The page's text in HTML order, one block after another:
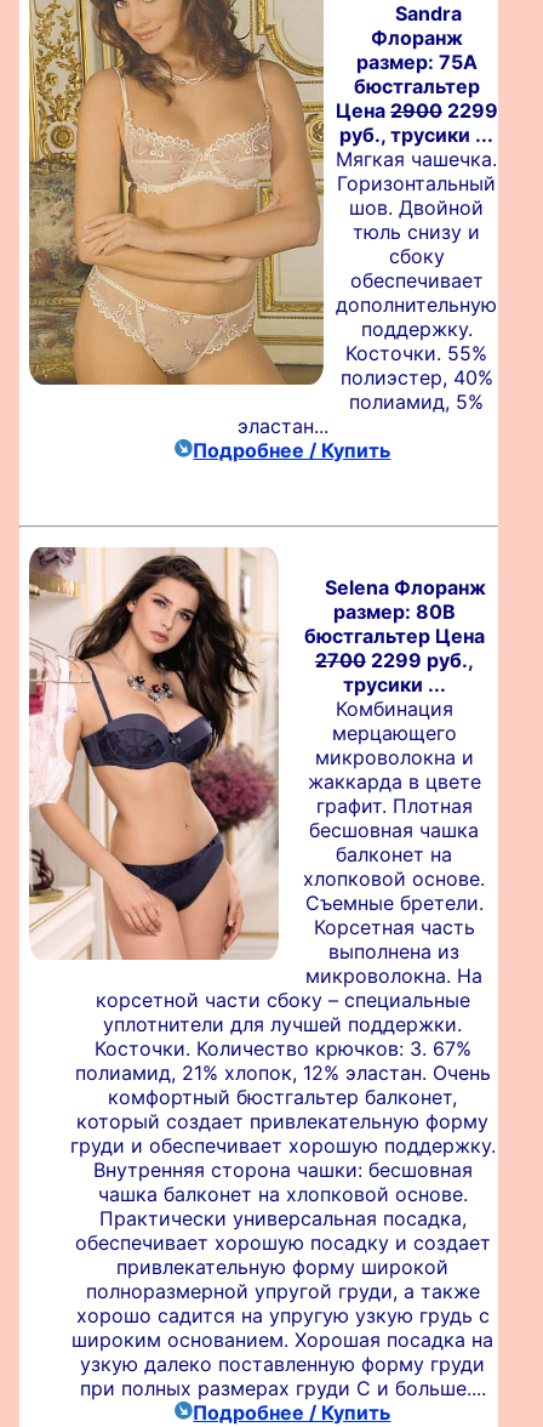
Sandra
Флоранж
размер: 75A
бюстгальтер
Цена 29002299
руб., трусики ...
Мягкая чашечка.
Горизонтальный
шов. Двойной
тюль снизу и
сбоку
обеспечивает
дополнительную
поддержку.
Косточки. 55%
полиэстер, 40%
полиамид, 5%
эластан...
Подробнее / Купить
Selena Флоранж
размер: 80B
бюстгальтер Цена
27002299 руб.,
трусики ...
Комбинация
мерцающего
микроволокна и
жаккарда в цвете
графит. Плотная
бесшовная чашка
балконет на
хлопковой основе.
Съемные бретели.
Корсетная часть
выполнена из
микроволокна. На
корсетной части сбоку – специальные
уплотнители для лучшей поддержки.
Косточки. Количество крючков: 3. 67%
полиамид, 21% хлопок, 12% эластан. Очень
комфортный бюстгальтер балконет,
который создает привлекательную форму
груди и обеспечивает хорошую поддержку.
Внутренняя сторона чашки: бесшовная
чашка балконет на хлопковой основе.
Практически универсальная посадка,
обеспечивает хорошую посадку и создает
привлекательную форму широкой
полноразмерной упругой груди, а также
хорошо садится на упругую узкую грудь с
широким основанием. Хорошая посадка на
узкую далеко поставленную форму груди
при полных размерах груди С и больше....
Подробнее / Купить